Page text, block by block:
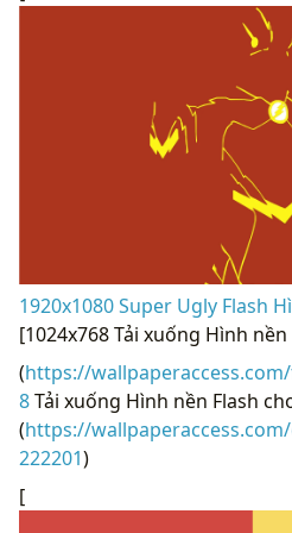
1920x1080 Super Ugly Flash
[1024x768 Tải xuống Hình
(https://
8Tải xuống Hình nền Flash
(https://
222201)
[